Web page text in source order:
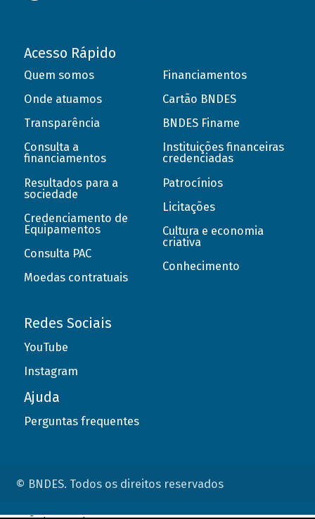
Acesso Rápido
Quem somos
Onde atuamos
Transparência
Consulta a
financiamentos
Resultados para a
sociedade
Credenciamento de
Equipamentos
Consulta PAC
Moedas contratuais
Financiamentos
Cartão BNDES
BNDES Finame
Instituições financeiras
credenciadas
Patrocínios
Licitações
Cultura e economia
criativa
Conhecimento
Redes Sociais
YouTube
Instagram
Ajuda
Perguntas frequentes
© BNDES. Todos os direitos reservados